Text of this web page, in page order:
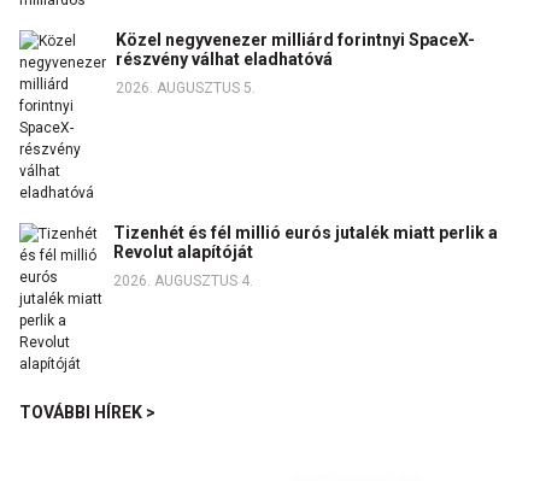
Közel negyvenezer milliárd forintnyi SpaceX-
részvény válhat eladhatóvá
2026. AUGUSZTUS 5.
Tizenhét és fél millió eurós jutalék miatt perlik a
Revolut alapítóját
2026. AUGUSZTUS 4.
TOVÁBBI HÍREK >